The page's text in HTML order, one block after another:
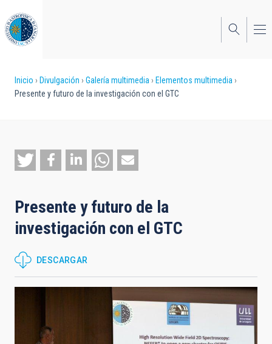
al
contenido
principal
Sobrescribir
enlaces
ayuda
a
navegación
Inicio Divulgación Galería multimedia
Elementos multimedia
Presente y futuro de la investigación con el GTC
Presente y futuro de la
investigación con el GTC
DESCARGAR